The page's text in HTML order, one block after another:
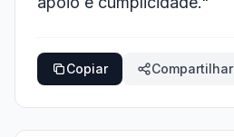
Copiar Compartilhar